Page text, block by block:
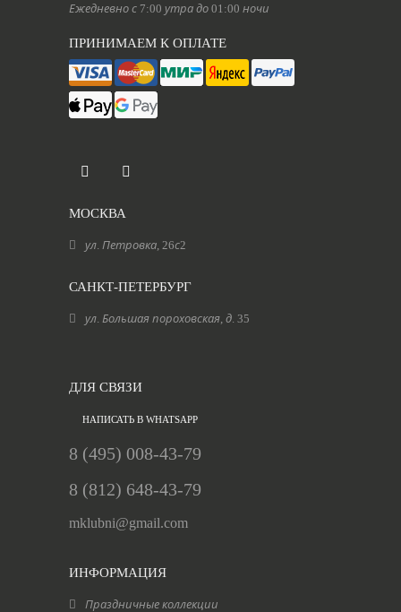
Ежедневно с 7:00 утра до 01:00 ночи
ПРИНИМАЕМ К ОПЛАТЕ
МОСКВА
ул. Петровка, 26с2
САНКТ-ПЕТЕРБУРГ
ул. Большая пороховская, д. 35
ДЛЯ СВЯЗИ
НАПИСАТЬ В WHATSAPP
8 (495) 008-43-79
8 (812) 648-43-79
mklubni@gmail.com
ИНФОРМАЦИЯ
Праздничные коллекции